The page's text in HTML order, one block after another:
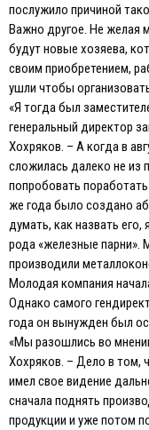
послужило причиной
Важно другое. Не желая
будут новые хозяева,
своим приобретением,
ушли чтобы
«Я тогда был
генеральный директор
Хохряков. – А когда в
сложилась далеко не из
попробовать
же года было создано
думать, как назвать
рода «железные парни».
производили
Молодая компания
Однако самого
года он вынужден был
«Мы разошлись во
Хохряков. – Дело в том,
имел свое видение
сначала поднять
продукции и уже потом